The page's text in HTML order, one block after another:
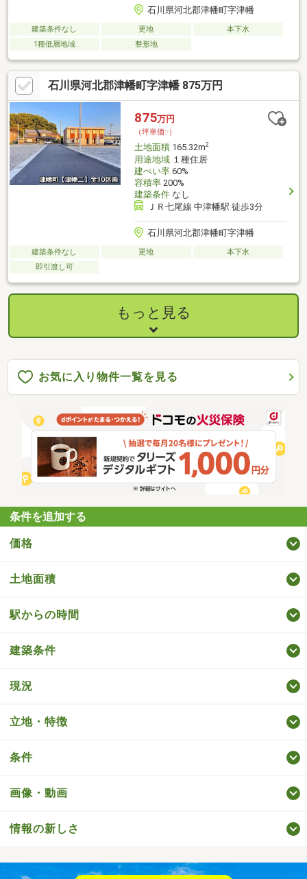
石川県河北郡津幡町字津幡
建築条件なし 更地
本下水
1種低層地域
整形地
石川県河北郡津幡町字津幡 875万円
875万円
（坪単価:-）
土地面積165.32m2
用途地域１種住居
建ぺい率60%
容積率200%
建築条件なし
ＪＲ七尾線 中津幡駅 徒歩3分
石川県河北郡津幡町字津幡
建築条件なし 更地
本下水
即引渡し可
もっと見る
お気に入り物件一覧を見る
条件を追加する
価格
土地面積
駅からの時間
建築条件
現況
立地・特徴
条件
画像・動画
情報の新しさ